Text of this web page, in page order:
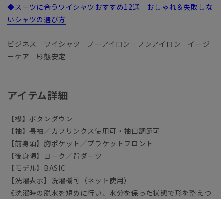
◆スーツに合うワイシャツおすすめ12選｜おしゃれ＆失敗しな
いシャツの選び方
ビジネス ワイシャツ ノーアイロン ノンアイロン イージ
ーケア 形態安定
アイテム詳細
【襟】ボタンダウン
【袖】長袖／カフリンクス使用可・袖口調節可
【前身頃】胸ポケット／プラケットフロント
【後身頃】ヨーク／背ダーツ
【モデル】BASIC
【洗濯表示】洗濯機可（ネット使用）
《洗濯時の脱水を短めに行い、水分を保った状態で形を整えつ